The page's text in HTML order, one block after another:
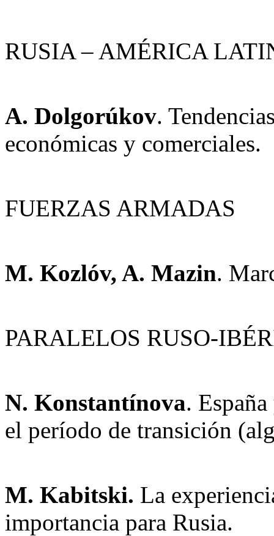
RUSIA – AMÉRICA
A. Dolgorúkov.
económicas y comerciales.
FUERZAS ARMADAS
M. Kozlóv, A. Mazin.
PARALELOS RUSO-
N. Konstantínova.
el período de transición
M. Kabitski. La
importancia para Rusia.